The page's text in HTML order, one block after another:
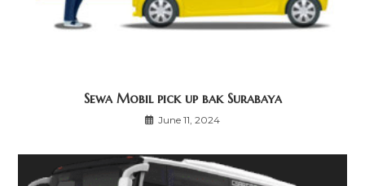
Sewa Mobil pick up bak Surabaya
June 11, 2024